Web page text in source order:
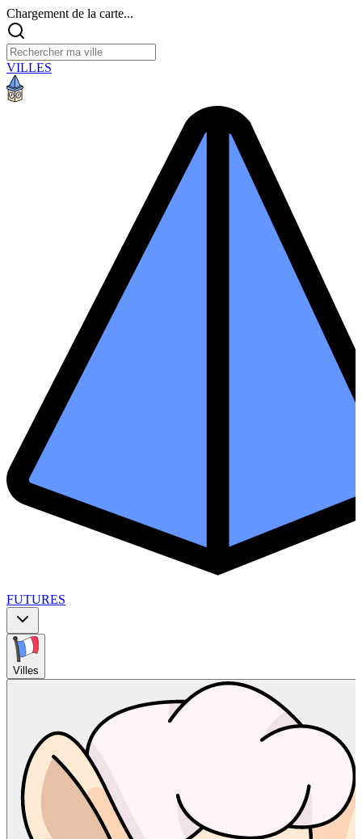
Chargement de la carte...
VILLES
FUTURES
Villes